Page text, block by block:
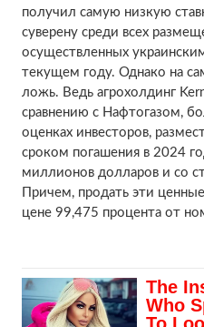
получил самую низкую
суверену среди всех
осуществленных
текущем году. Однако на
ложь. Ведь агрохолдинг
сравнению с Нафтогазом,
оценках инвесторов,
сроком погашения в 2024
миллионов долларов и со
Причем, продать эти
цене 99,475 процента от